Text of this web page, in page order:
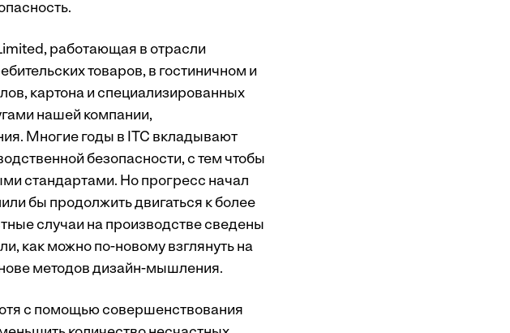
работающая в отрасли
товаров, в гостиничном и
картона и специализированных
нашей компании,
Многие годы в ITC вкладывают
безопасности, с тем чтобы
стандартами. Но прогресс начал
бы продолжить двигаться к более
случаи на производстве сведены
как можно по-новому взглянуть на
методов дизайн-мышления.
с помощью совершенствования